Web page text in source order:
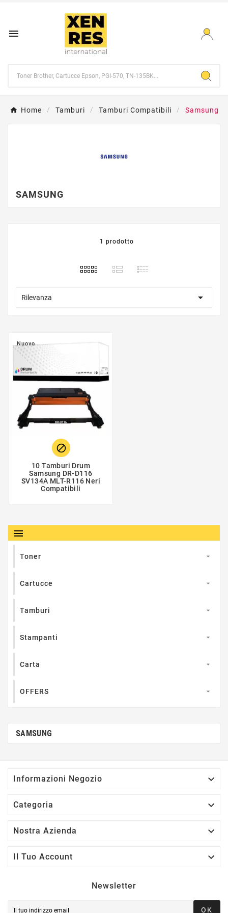

Home Tamburi Tamburi Compatibili Samsung
SAMSUNG
1 prodotto
Rilevanza 
Nuovo

10 Tamburi Drum
Samsung DR-D116
SV134A MLT-R116 Neri
Compatibili

Toner 
Cartucce 
Tamburi 
Stampanti 
Carta 
OFFERS 
SAMSUNG
Informazioni Negozio 
Categoria 
Nostra Azienda 
Il Tuo Account 
Newsletter
OK